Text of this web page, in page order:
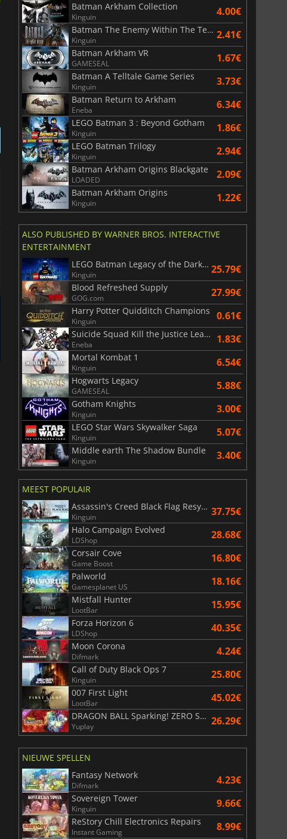
36.07€
Baldur's Gate 3
41.13
Batman Arkham Collection
Kinguin 4.00€
Batman The Enemy Within The Telltale Series
Kinguin 2.41€
Batman Arkham VR
GAMESEAL 1.67€
Batman A Telltale Game Series
Kinguin 3.73€
Batman Return to Arkham
Eneba 6.34€
LEGO Batman 3 : Beyond Gotham
Kinguin 1.86€
LEGO Batman Trilogy
Kinguin 2.94€
Batman Arkham Origins Blackgate
LOADED 2.09€
Batman Arkham Origins
Kinguin 1.22€
ALSO PUBLISHED BY WARNER BROS. INTERACTIVE
ENTERTAINMENT
LEGO Batman Legacy of the Dark Knight
Kinguin 25.79€
Blood Refreshed Supply
GOG.com 27.99€
Harry Potter Quidditch Champions
Kinguin 0.61€
Suicide Squad Kill the Justice League
Eneba 1.83€
Mortal Kombat 1
Kinguin 6.54€
Hogwarts Legacy
GAMESEAL 5.88€
Gotham Knights
Kinguin 3.00€
LEGO Star Wars Skywalker Saga
Kinguin 5.07€
Middle earth The Shadow Bundle
Kinguin 3.40€
MEEST POPULAIR
Assassin's Creed Black Flag Resynced
Kinguin 37.75€
Halo Campaign Evolved
LDShop 28.68€
Corsair Cove
Game Boost 16.80€
Palworld
Gamesplanet US 18.16€
Mistfall Hunter
LootBar 15.95€
Forza Horizon 6
LDShop 40.35€
Moon Corona
Difmark 4.24€
Call of Duty Black Ops 7
Kinguin 25.80€
007 First Light
LootBar 45.02€
DRAGON BALL Sparking! ZERO Super Limit Breaking NEO
Yuplay 26.29€
NIEUWE SPELLEN
Fantasy Network
Difmark 4.23€
Sovereign Tower
Kinguin 9.66€
ReStory Chill Electronics Repairs
Instant Gaming 8.99€